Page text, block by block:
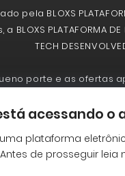
acessando o
uma plataforma
de prosseguir leia
pela BLOXS
PLATAFORMA
TECH
porte e as ofertas
previamente as
ou julgamento sobre